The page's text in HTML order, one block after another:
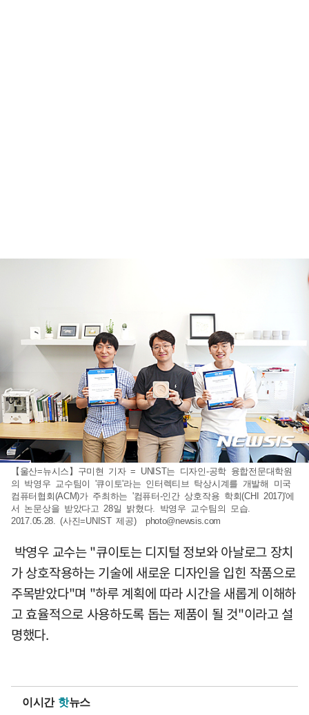
【울산=뉴시스】구미현 기자 = UNIST는 디자인-공학 융합전문대학원
의 박영우 교수팀이 '큐이토'라는 인터렉티브 탁상시계를 개발해 미국
컴퓨터협회(ACM)가 주최하는 '컴퓨터-인간 상호작용 학회(CHI 2017)'에
서 논문상을 받았다고 28일 밝혔다. 박영우 교수팀의 모습.
2017.05.28. (사진=UNIST 제공) photo@newsis.com
박영우 교수는 "큐이토는 디지털 정보와 아날로그 장치
가 상호작용하는 기술에 새로운 디자인을 입힌 작품으로
주목받았다"며 "하루 계획에 따라 시간을 새롭게 이해하
고 효율적으로 사용하도록 돕는 제품이 될 것"이라고 설
명했다.
이시간 핫뉴스